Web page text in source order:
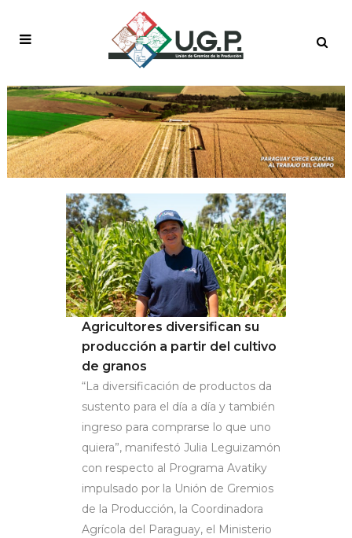
NOTICIAS
Agricultores diversifican su
producción a partir del cultivo
de granos
“La diversificación de productos da
sustento para el día a día y también
ingreso para comprarse lo que uno
quiera”, manifestó Julia Leguizamón
con respecto al Programa Avatiky
impulsado por la Unión de Gremios
de la Producción, la Coordinadora
Agrícola del Paraguay, el Ministerio